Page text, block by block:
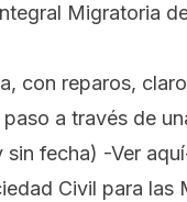
Migratoria
con reparos,
a través de
sin fecha) -Ver
Civil para las